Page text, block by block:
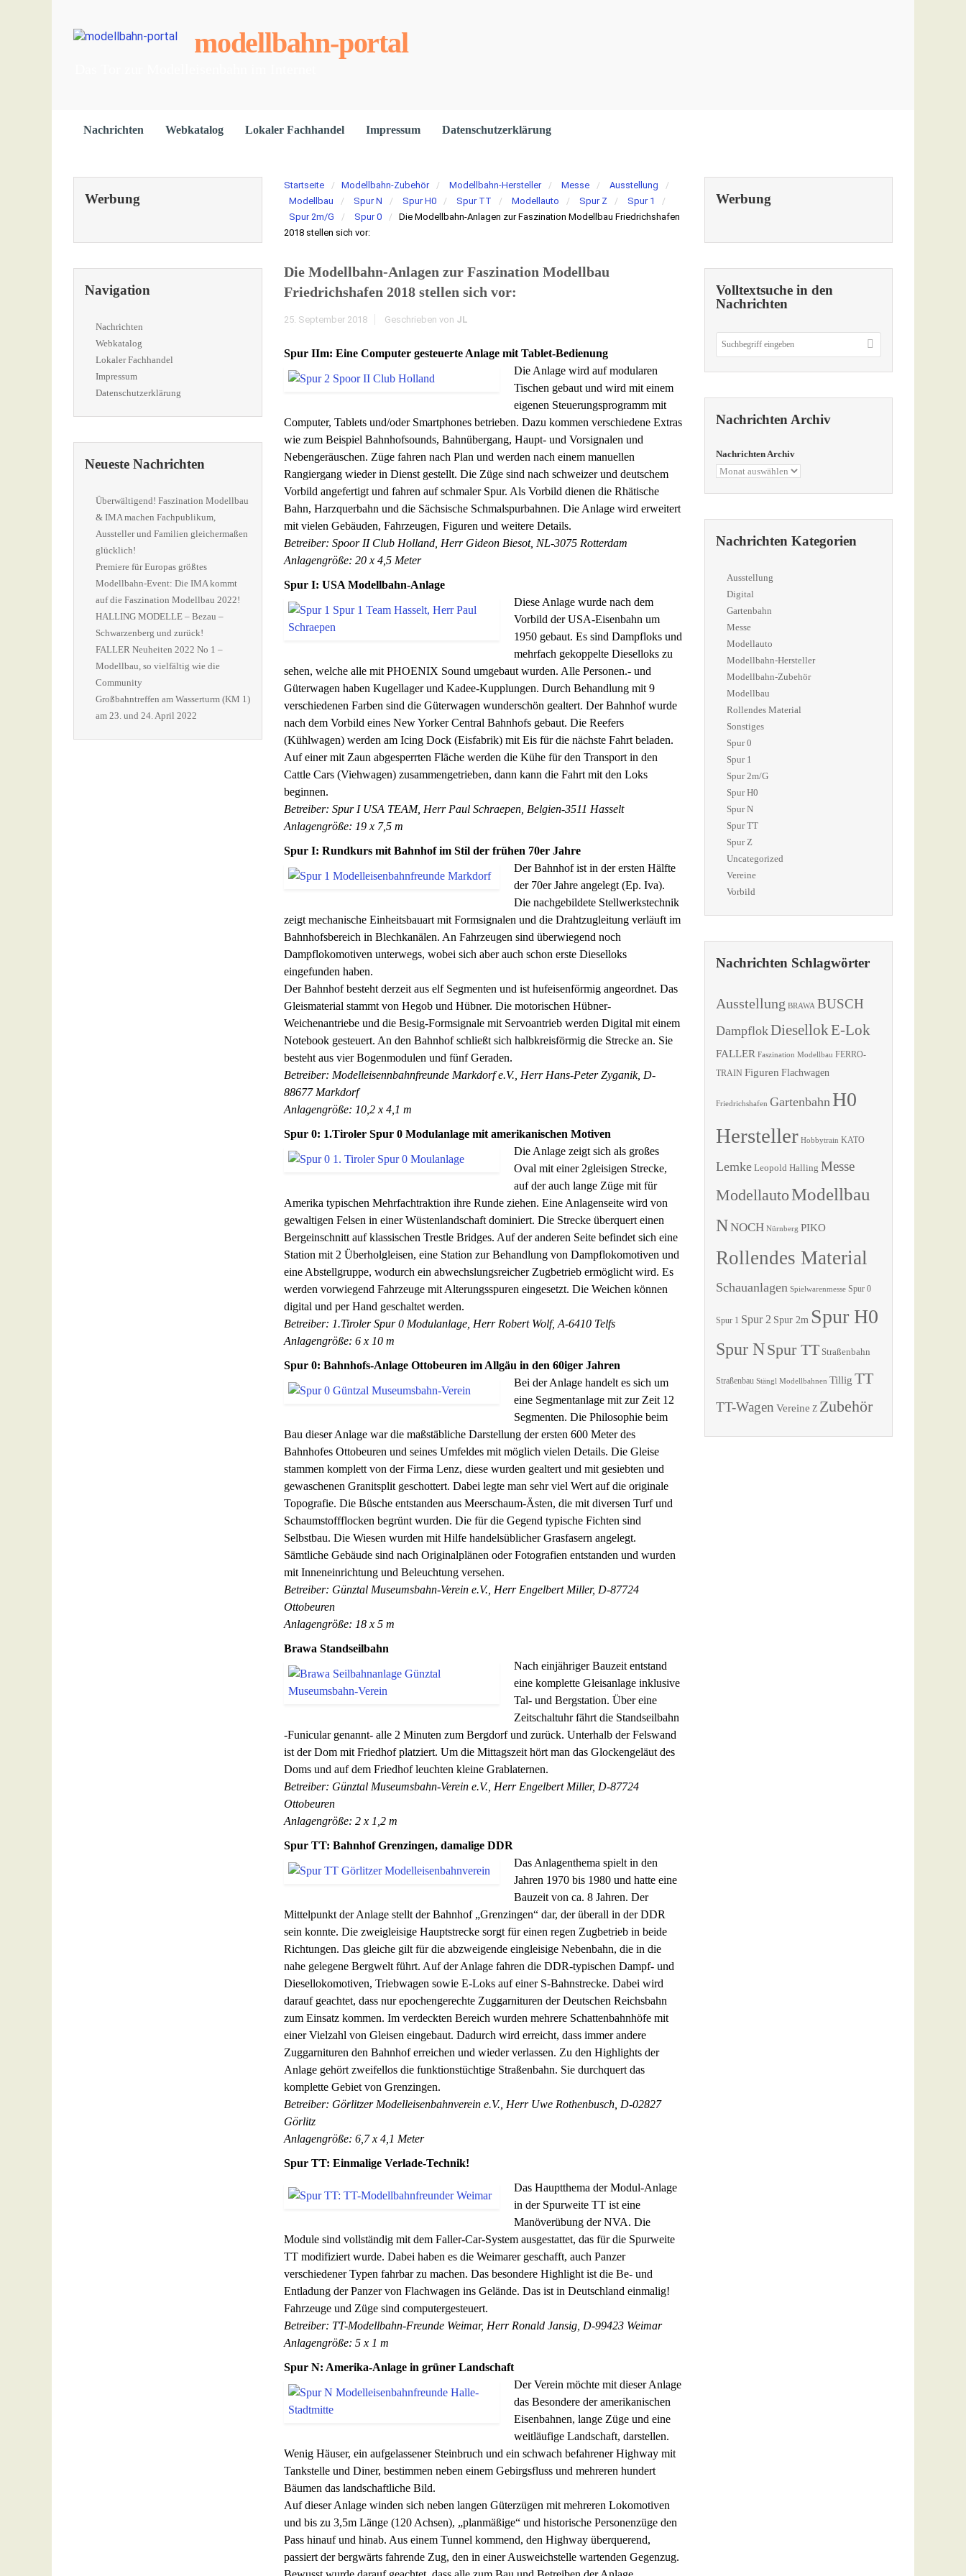
modellbahn-portal
Nachrichten Webkatalog Lokaler Fachhandel Impressum Datenschutzerklärung
Werbung
Navigation
Nachrichten
Webkatalog
Lokaler Fachhandel
Impressum
Datenschutzerklärung
Neueste Nachrichten
Überwältigend! Faszination Modellbau
& IMA machen Fachpublikum,
Aussteller und Familien gleichermaßen
glücklich!
Premiere für Europas größtes
Modellbahn-Event: Die IMA kommt
auf die Faszination Modellbau 2022!
HALLING MODELLE – Bezau –
Schwarzenberg und zurück!
FALLER Neuheiten 2022 No 1 –
Modellbau, so vielfältig wie die
Community
Großbahntreffen am Wasserturm (KM 1)
am 23. und 24. April 2022
Startseite Modellbahn-Zubehör Modellbahn-Hersteller Messe
Ausstellung
Modellbau
Spur N Spur H0 Spur TT Modellauto Spur Z
Spur 1
Spur 2m/G
Spur 0
Die Modellbahn-Anlagen zur Faszination Modellbau Friedrichshafen
2018 stellen sich vor:
Die Modellbahn-Anlagen zur Faszination Modellbau
Friedrichshafen 2018 stellen sich vor:
25. September 2018 Geschrieben von JL
Spur IIm: Eine Computer gesteuerte Anlage mit Tablet-Bedienung
Die Anlage wird auf modularen
Tischen gebaut und wird mit einem
eigenen Steuerungsprogramm mit
Computer, Tablets und/oder Smartphones betrieben. Dazu kommen verschiedene Extras
wie zum Beispiel Bahnhofsounds, Bahnübergang, Haupt- und Vorsignalen und
Nebengeräuschen. Züge fahren nach Plan und werden nach einem manuellen
Rangiergang wieder in Dienst gestellt. Die Züge sind nach schweizer und deutschem
Vorbild angefertigt und fahren auf schmaler Spur. Als Vorbild dienen die Rhätische
Bahn, Harzquerbahn und die Sächsische Schmalspurbahnen. Die Anlage wird erweitert
mit vielen Gebäuden, Fahrzeugen, Figuren und weitere Details.
Betreiber: Spoor II Club Holland, Herr Gideon Biesot, NL-3075 Rotterdam
Anlagengröße: 20 x 4,5 Meter
Spur I: USA Modellbahn-Anlage
Diese Anlage wurde nach dem
Vorbild der USA-Eisenbahn um
1950 gebaut. Es sind Dampfloks und
mehrfach gekoppelte Dieselloks zu
sehen, welche alle mit PHOENIX Sound umgebaut wurden. Alle Personen.- und
Güterwagen haben Kugellager und Kadee-Kupplungen. Durch Behandlung mit 9
verschiedenen Farben sind die Güterwagen wunderschön gealtert. Der Bahnhof wurde
nach dem Vorbild eines New Yorker Central Bahnhofs gebaut. Die Reefers
(Kühlwagen) werden am Icing Dock (Eisfabrik) mit Eis für die nächste Fahrt beladen.
Auf einer mit Zaun abgesperrten Fläche werden die Kühe für den Transport in den
Cattle Cars (Viehwagen) zusammengetrieben, dann kann die Fahrt mit den Loks
beginnen.
Betreiber: Spur I USA TEAM, Herr Paul Schraepen, Belgien-3511 Hasselt
Anlagengröße: 19 x 7,5 m
Spur I: Rundkurs mit Bahnhof im Stil der frühen 70er Jahre
Der Bahnhof ist in der ersten Hälfte
der 70er Jahre angelegt (Ep. Iva).
Die nachgebildete Stellwerkstechnik
zeigt mechanische Einheitsbauart mit Formsignalen und die Drahtzugleitung verläuft im
Bahnhofsbereich in Blechkanälen. An Fahrzeugen sind überwiegend noch
Dampflokomotiven unterwegs, wobei sich aber auch schon erste Dieselloks
eingefunden haben.
Der Bahnhof besteht derzeit aus elf Segmenten und ist hufeisenförmig angeordnet. Das
Gleismaterial stammt von Hegob und Hübner. Die motorischen Hübner-
Weichenantriebe und die Besig-Formsignale mit Servoantrieb werden Digital mit einem
Notebook gesteuert. An den Bahnhof schließt sich halbkreisförmig die Strecke an. Sie
besteht aus vier Bogenmodulen und fünf Geraden.
Betreiber: Modelleisennbahnfreunde Markdorf e.V., Herr Hans-Peter Zyganik, D-
88677 Markdorf
Anlagengröße: 10,2 x 4,1 m
Spur 0: 1.Tiroler Spur 0 Modulanlage mit amerikanischen Motiven
Die Anlage zeigt sich als großes
Oval mit einer 2gleisigen Strecke,
auf der auch lange Züge mit für
Amerika typischen Mehrfachtraktion ihre Runde ziehen. Eine Anlagenseite wird von
gewaltigen Felsen in einer Wüstenlandschaft dominiert. Die Strecke überquert einen
Bergeinschnitt auf klassischen Trestle Bridges. Auf der anderen Seite befindet sich eine
Station mit 2 Überholgleisen, eine Station zur Behandlung von Dampflokomotiven und
eine Abstellgruppe, wodurch ein abwechslungsreicher Zugbetrieb ermöglicht wird. Es
werden vorwiegend Fahrzeuge mit Alterungsspuren eingesetzt. Die Weichen können
digital und per Hand geschaltet werden.
Betreiber: 1.Tiroler Spur 0 Modulanlage, Herr Robert Wolf, A-6410 Telfs
Anlagengröße: 6 x 10 m
Spur 0: Bahnhofs-Anlage Ottobeuren im Allgäu in den 60iger Jahren
Bei der Anlage handelt es sich um
eine Segmentanlage mit zur Zeit 12
Segmenten. Die Philosophie beim
Bau dieser Anlage war die maßstäbliche Darstellung der ersten 600 Meter des
Bahnhofes Ottobeuren und seines Umfeldes mit möglich vielen Details. Die Gleise
stammen komplett von der Firma Lenz, diese wurden gealtert und mit gesiebten und
gewaschenen Granitsplit geschottert. Dabei legte man sehr viel Wert auf die originale
Topografie. Die Büsche entstanden aus Meerschaum-Ästen, die mit diversen Turf und
Schaumstoffflocken begrünt wurden. Die für die Gegend typische Fichten sind
Selbstbau. Die Wiesen wurden mit Hilfe handelsüblicher Grasfasern angelegt.
Sämtliche Gebäude sind nach Originalplänen oder Fotografien entstanden und wurden
mit Inneneinrichtung und Beleuchtung versehen.
Betreiber: Günztal Museumsbahn-Verein e.V., Herr Engelbert Miller, D-87724
Ottobeuren
Anlagengröße: 18 x 5 m
Brawa Standseilbahn
Nach einjähriger Bauzeit entstand
eine komplette Gleisanlage inklusive
Tal- und Bergstation. Über eine
Zeitschaltuhr fährt die Standseilbahn
-Funicular genannt- alle 2 Minuten zum Bergdorf und zurück. Unterhalb der Felswand
ist der Dom mit Friedhof platziert. Um die Mittagszeit hört man das Glockengeläut des
Doms und auf dem Friedhof leuchten kleine Grablaternen.
Betreiber: Günztal Museumsbahn-Verein e.V., Herr Engelbert Miller, D-87724
Ottobeuren
Anlagengröße: 2 x 1,2 m
Spur TT: Bahnhof Grenzingen, damalige DDR
Das Anlagenthema spielt in den
Jahren 1970 bis 1980 und hatte eine
Bauzeit von ca. 8 Jahren. Der
Mittelpunkt der Anlage stellt der Bahnhof „Grenzingen“ dar, der überall in der DDR
sein konnte. Die zweigleisige Hauptstrecke sorgt für einen regen Zugbetrieb in beide
Richtungen. Das gleiche gilt für die abzweigende eingleisige Nebenbahn, die in die
nahe gelegene Bergwelt führt. Auf der Anlage fahren die DDR-typischen Dampf- und
Diesellokomotiven, Triebwagen sowie E-Loks auf einer S-Bahnstrecke. Dabei wird
darauf geachtet, dass nur epochengerechte Zuggarnituren der Deutschen Reichsbahn
zum Einsatz kommen. Im verdeckten Bereich wurden mehrere Schattenbahnhöfe mit
einer Vielzahl von Gleisen eingebaut. Dadurch wird erreicht, dass immer andere
Zuggarnituren den Bahnhof erreichen und wieder verlassen. Zu den Highlights der
Anlage gehört zweifellos die funktionstüchtige Straßenbahn. Sie durchquert das
komplette Gebiet von Grenzingen.
Betreiber: Görlitzer Modelleisenbahnverein e.V., Herr Uwe Rothenbusch, D-02827
Görlitz
Anlagengröße: 6,7 x 4,1 Meter
Spur TT: Einmalige Verlade-Technik!
Das Hauptthema der Modul-Anlage
in der Spurweite TT ist eine
Manöverübung der NVA. Die
Module sind vollständig mit dem Faller-Car-System ausgestattet, das für die Spurweite
TT modifiziert wurde. Dabei haben es die Weimarer geschafft, auch Panzer
verschiedener Typen fahrbar zu machen. Das besondere Highlight ist die Be- und
Entladung der Panzer von Flachwagen ins Gelände. Das ist in Deutschland einmalig!
Fahrzeuge und Züge sind computergesteuert.
Betreiber: TT-Modellbahn-Freunde Weimar, Herr Ronald Jansig, D-99423 Weimar
Anlagengröße: 5 x 1 m
Spur N: Amerika-Anlage in grüner Landschaft
Der Verein möchte mit dieser Anlage
das Besondere der amerikanischen
Eisenbahnen, lange Züge und eine
weitläufige Landschaft, darstellen.
Wenig Häuser, ein aufgelassener Steinbruch und ein schwach befahrener Highway mit
Tankstelle und Diner, bestimmen neben einem Gebirgsfluss und mehreren hundert
Bäumen das landschaftliche Bild.
Auf dieser Anlage winden sich neben langen Güterzügen mit mehreren Lokomotiven
und bis zu 3,5m Länge (120 Achsen), „planmäßige“ und historische Personenzüge den
Pass hinauf und hinab. Aus einem Tunnel kommend, den Highway überquerend,
passiert der bergwärts fahrende Zug, den in einer Ausweichstelle wartenden Gegenzug.
Werbung
Volltextsuche in den
Nachrichten
Nachrichten Archiv
Nachrichten Archiv
Nachrichten Kategorien
Ausstellung
Digital
Gartenbahn
Messe
Modellauto
Modellbahn-Hersteller
Modellbahn-Zubehör
Modellbau
Rollendes Material
Sonstiges
Spur 0
Spur 1
Spur 2m/G
Spur H0
Spur N
Spur TT
Spur Z
Uncategorized
Vereine
Vorbild
Nachrichten Schlagwörter
Ausstellung BRAWA BUSCH
DampflokDiesellokE-Lok
FALLER Faszination Modellbau FERRO-
TRAIN Figuren Flachwagen
Friedrichshafen Gartenbahn H0
Hersteller Hobbytrain KATO
Lemke Leopold Halling Messe
ModellautoModellbau
NNOCH Nürnberg PIKO
Rollendes Material
Schauanlagen Spielwarenmesse Spur 0
Spur 1 Spur 2 Spur 2m Spur H0
Spur NSpur TT Straßenbahn
Straßenbau Stängl Modellbahnen Tillig TT
TT-Wagen Vereine Z Zubehör